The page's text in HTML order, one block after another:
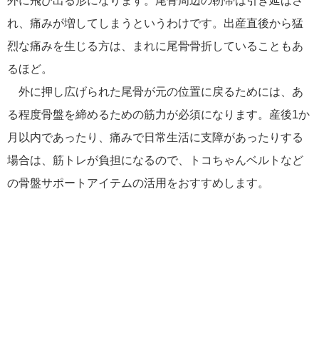
れ、痛みが増してしまうというわけです。出産直後から猛
烈な痛みを生じる方は、まれに尾骨骨折していることもあ
るほど。
外に押し広げられた尾骨が元の位置に戻るためには、あ
る程度骨盤を締めるための筋力が必須になります。産後1か
月以内であったり、痛みで日常生活に支障があったりする
場合は、筋トレが負担になるので、トコちゃんベルトなど
の骨盤サポートアイテムの活用をおすすめします。